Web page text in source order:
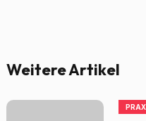
Weitere Artikel